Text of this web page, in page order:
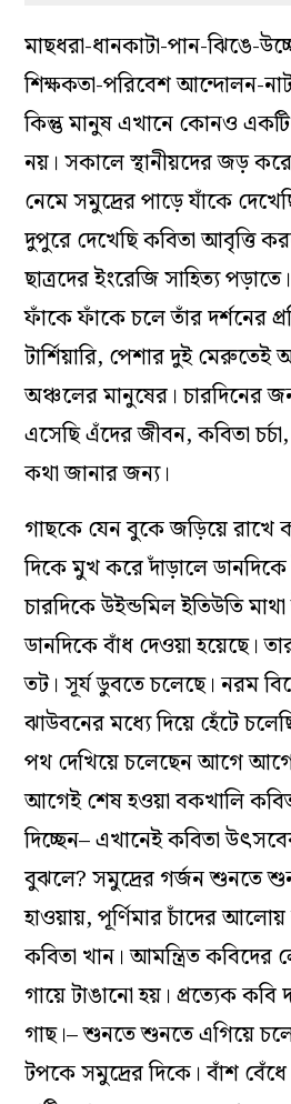
মাছধরা-ধানকাটা-পান-ঝিঙে-
শিক্ষকতা-পরিবেশ আন্দোলন-
কিন্তু মানুষ এখানে কোনও একটি
নয়। সকালে স্থানীয়দের জড়
নেমে সমুদ্রের পাড়ে যাঁকে
দুপুরে দেখেছি কবিতা আবৃত্তি
ছাত্রদের ইংরেজি সাহিত্য
ফাঁকে ফাঁকে চলে তাঁর দর্শনের
টার্শিয়ারি, পেশার দুই মেরুতেই
অঞ্চলের মানুষের। চারদিনের
এসেছি এঁদের জীবন, কবিতা
কথা জানার জন্য।
গাছকে যেন বুকে জড়িয়ে রাখে
দিকে মুখ করে দাঁড়ালে
চারদিকে উইন্ডমিল ইতিউতি
ডানদিকে বাঁধ দেওয়া হয়েছে।
তট। সূর্য ডুবতে চলেছে। নরম
ঝাউবনের মধ্যে দিয়ে হেঁটে
পথ দেখিয়ে চলেছেন আগে
আগেই শেষ হওয়া বকখালি
দিচ্ছেন– এখানেই কবিতা
বুঝলে? সমুদ্রের গর্জন শুনতে
হাওয়ায়, পূর্ণিমার চাঁদের
কবিতা খান। আমন্ত্রিত কবিদের
গায়ে টাঙানো হয়। প্রত্যেক
গাছ।– শুনতে শুনতে এগিয়ে
টপকে সমুদ্রের দিকে। বাঁশ বেঁধে